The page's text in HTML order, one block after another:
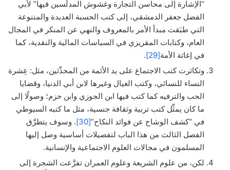
“الإشارة إلى محاسن التجارة وغشوش المدلِّسين فيها” لأبي
الفضل جعفر الدمشقي، إلى كتب الحسبة العديدة والمتنوعة
التي طبَقت مبدأ الأمر بالمعروف والنهي عن المنكر في المجال
العام، وكتابات المقريزي في السياسات المالية والنقدية، كما
في إغاثة الأمة[29]
.
وتكاثرت كتب الاجتماع على يد الأئمة من المحدِّثين، مثل: عِشرة
النساء للنسائي، وكتب العيال وغيرها لابن أبي الدنيا، وقضايا
الحب والترفيه كما كتب فيها ابن الجوزي وابن حزم؛ وصولًا إلى
ما كان يمثِّل كتب تربية وثقافة جنسية، مثل ما كتبه السيوطي
في “كشف الوشاح عن فوائد النكاح”[30]
. وسوف يتطرَّق
الفصل الثالث من هذا الباب لتفصيلات أساسية وصل إليها
المسلمون في مجالات العلوم الاجتماعية والإنسانية.
لكن، من علوم الشريعة وعلوم العمران تفرَّعت الشجرة إلى